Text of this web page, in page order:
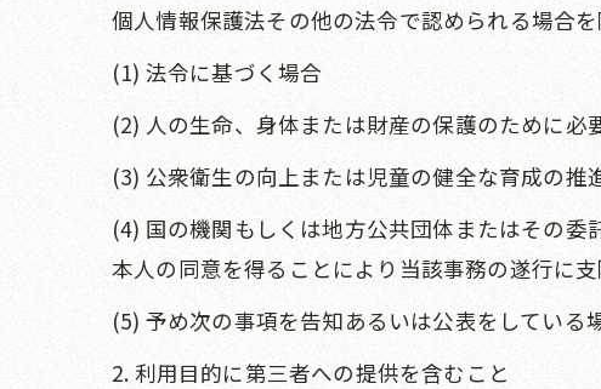
個人情報保護法その他の法令で認められる場合を
(1) 法令に基づく場合
(2) 人の生命、身体または財産の保護のために
(3) 公衆衛生の向上または児童の健全な育成の
(4) 国の機関もしくは地方公共団体またはその委
本人の同意を得ることにより当該事務の遂行に
(5) 予め次の事項を告知あるいは公表をしている
2. 利用目的に第三者への提供を含むこと